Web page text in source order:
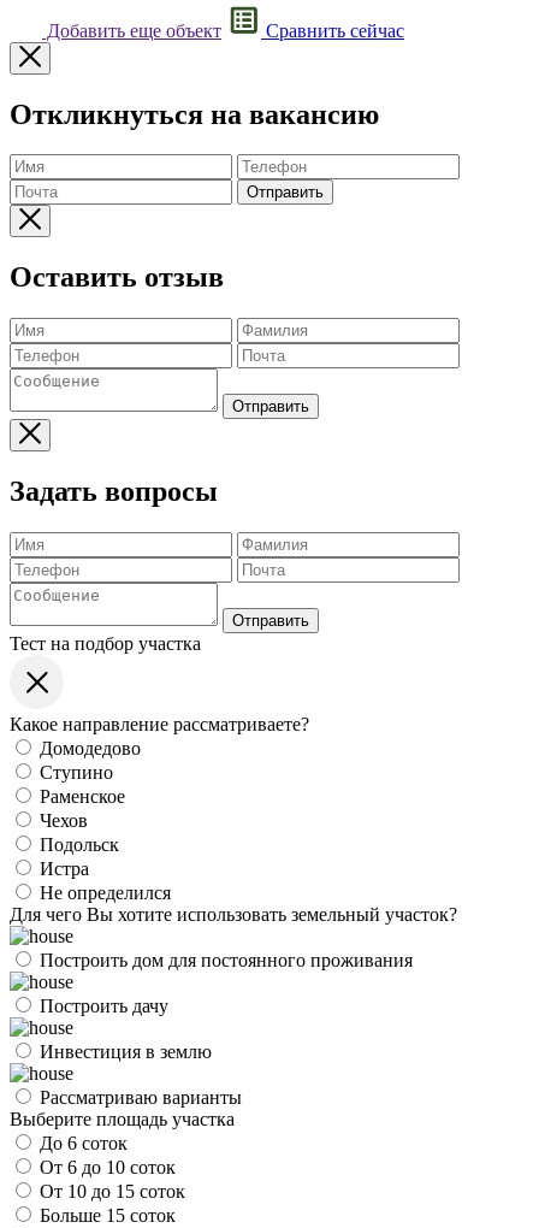
Добавить еще объект Сравнить сейчас
Откликнуться на вакансию
Отправить
Оставить отзыв
Отправить
Задать вопросы
Отправить
Тест на подбор участка
Какое направление рассматриваете?
Домодедово
Ступино
Раменское
Чехов
Подольск
Истра
Не определился
Для чего Вы хотите использовать земельный участок?
Построить дом для постоянного проживания
Построить дачу
Инвестиция в землю
Рассматриваю варианты
Выберите площадь участка
До 6 соток
От 6 до 10 соток
От 10 до 15 соток
Больше 15 соток